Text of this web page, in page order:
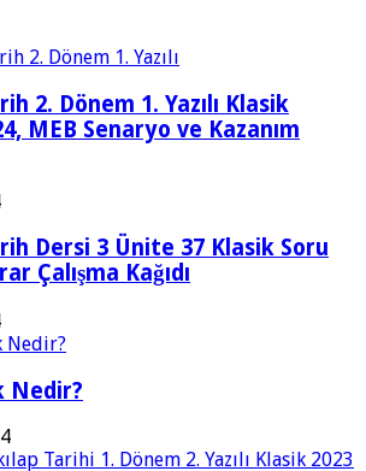
2. Dönem 1. Yazılı Klasik
MEB Senaryo ve Kazanım
Dersi 3 Ünite 37 Klasik Soru
Çalışma Kağıdı
Nedir?